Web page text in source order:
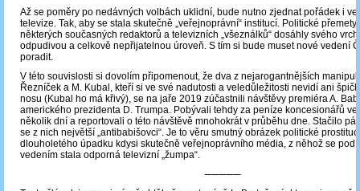
Až se poměry po nedávných volbách uklidní, bude nutno zjednat pořádek i
televize. Tak, aby se stala skutečně „veřejnoprávní“ institucí. Politické
některých současných redaktorů a televizních „všeználků“ dosáhly svého
odpudivou a celkově nepřijatelnou úroveň. S tím si bude muset nové vedení
poradit.
V této souvislosti si dovolím připomenout, že dva z nejarogantnějších
Řezníček a M. Kubal, kteří si ve své nadutosti a veledůležitosti nevidí ani
nosu (Kubal ho má křivý), se na jaře 2019 zúčastnili návštěvy premiéra A.
amerického prezidenta D. Trumpa. Pobývali tehdy za peníze koncesionářů
několik dní a reportovali o této návštěvě mnohokrát v průběhu dne. Stačilo
se z nich největší „antibabišovci“. Je to věru smutný obrázek politické
dlouholetého úpadku kdysi skutečně veřejnoprávního média, z něhož se pod
vedením stala odporná televizní „žumpa“.
─────